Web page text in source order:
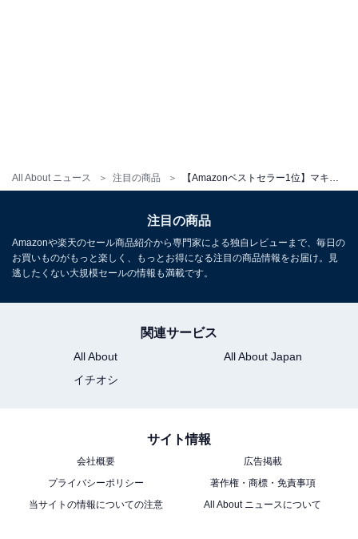
All About ニュース 注目の商品
マキタ「MP180DZ」
マキタ(Makita) 充電式空気入れ18V 米英仏バルブ&ボール
注目の商品
Amazonや楽天のセール商品紹介から専門家による独自レビューまで、毎日の
お買いものがもっと楽しく、もっとお得になる注目の商品情報をお届け。見
逃したくない大規模セールの情報も満載です。
関連サービス
All About
All About Japan
イチオシ
サイト情報
会社概要
広告掲載
プライバシーポリシー
著作権・商標・免責事項
当サイトの情報についての注意
All About ニュースについて